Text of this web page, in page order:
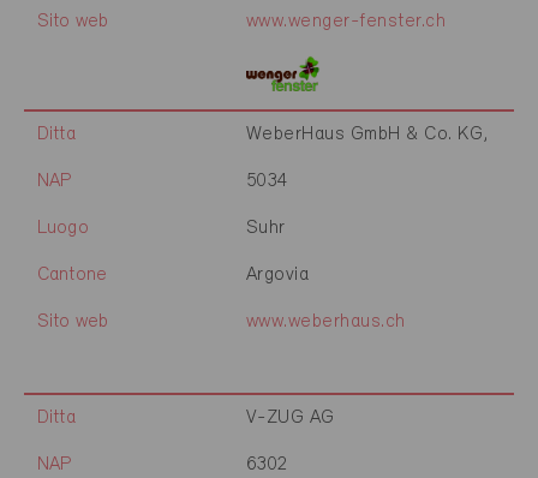
Sito web www.wenger-fenster.ch
Ditta WeberHaus GmbH & Co. KG,
NAP 5034
Luogo Suhr
Cantone Argovia
Sito web www.weberhaus.ch
Ditta V-ZUG AG
NAP 6302